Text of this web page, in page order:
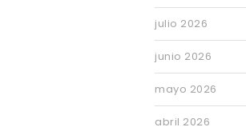
julio 2026
junio 2026
mayo 2026
abril 2026